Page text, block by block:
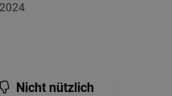
Nicht nützlich